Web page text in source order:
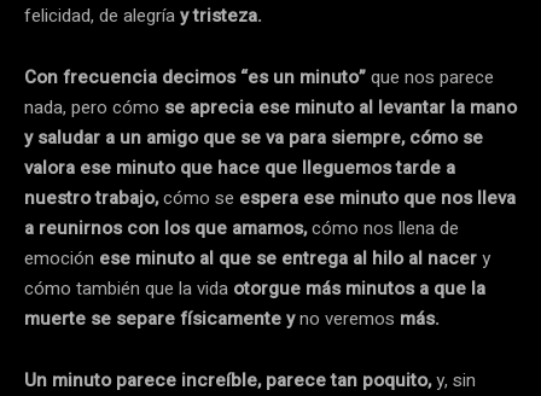
felicidad, de alegríay tristeza.
Con frecuencia decimos “es un minuto”que nos parece
nada, pero cómo se aprecia ese minuto al levantar la mano
y saludar a un amigo que se va para siempre, cómo se
valora ese minuto que hace que lleguemos tarde a
nuestro trabajo,cómo se espera ese minuto que nos lleva
a reunirnos con los que amamos,cómo nos llena de
emoción ese minuto al que se entrega al hilo al nacery
cómo también que la vida otorgue más minutos a que la
muerte se separe físicamente yno veremos más.
Un minuto parece increíble, parece tan poquito,y, sin